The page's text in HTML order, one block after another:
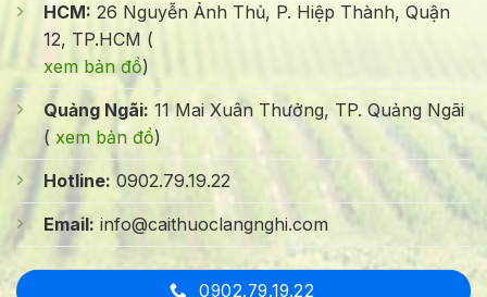
HCM: 26 Nguyễn Ảnh Thủ, P. Hiệp Thành, Quận
12, TP.HCM (
xem bản đồ)
Quảng Ngãi: 11 Mai Xuân Thưởng, TP. Quảng Ngãi
( xem bản đồ)
Hotline:0902.79.19.22
Email: info@caithuoclangnghi.com
0902.79.19.22